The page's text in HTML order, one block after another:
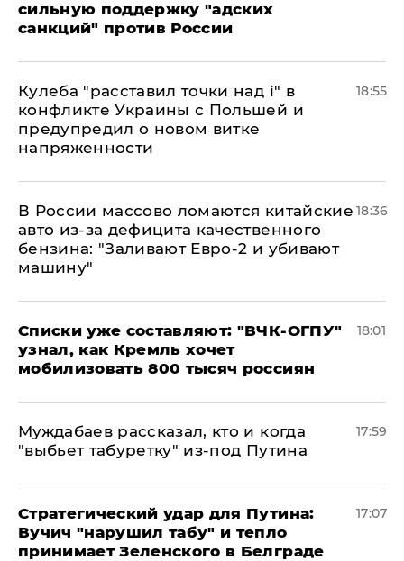
сильную поддержку "адских
санкций" против России
Кулеба "расставил точки над і" в
конфликте Украины с Польшей и
предупредил о новом витке
напряженности
18:55
В России массово ломаются китайские
авто из-за дефицита качественного
бензина: "Заливают Евро-2 и убивают
машину"
18:36
Списки уже составляют: "ВЧК-ОГПУ"
узнал, как Кремль хочет
мобилизовать 800 тысяч россиян
18:01
Муждабаев рассказал, кто и когда
"выбьет табуретку" из-под Путина
17:59
Стратегический удар для Путина:
Вучич "нарушил табу" и тепло
принимает Зеленского в Белграде
17:07